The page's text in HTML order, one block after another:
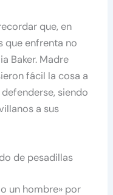
que, en
que enfrenta no
Baker. Madre
fácil la cosa a
siendo
a sus
de pesadillas
un hombre» por